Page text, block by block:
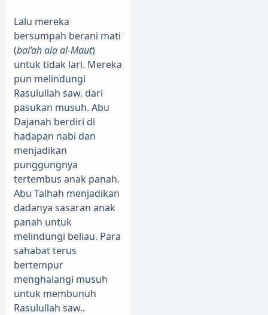
Lalu mereka
bersumpah berani mati
(bai’ah ala al-Maut)
untuk tidak lari. Mereka
pun melindungi
Rasulullah saw. dari
pasukan musuh. Abu
Dajanah berdiri di
hadapan nabi dan
menjadikan
punggungnya
tertembus anak panah.
Abu Talhah menjadikan
dadanya sasaran anak
panah untuk
melindungi beliau. Para
sahabat terus
bertempur
menghalangi musuh
untuk membunuh
Rasulullah saw..